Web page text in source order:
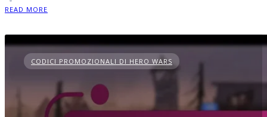
READ MORE
CODICI PROMOZIONALI DI HERO WARS